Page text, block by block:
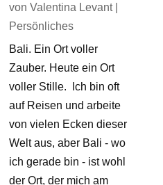
von Valentina Levant|
Persönliches
Bali. Ein Ort voller
Zauber. Heute ein Ort
voller Stille. Ich bin oft
auf Reisen und arbeite
von vielen Ecken dieser
Welt aus, aber Bali - wo
ich gerade bin - ist wohl
der Ort, der mich am